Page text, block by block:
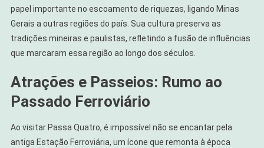
papel importante no escoamento de riquezas, ligando Minas
Gerais a outras regiões do país. Sua cultura preserva as
tradições mineiras e paulistas, refletindo a fusão de influências
que marcaram essa região ao longo dos séculos.
Atrações e Passeios: Rumo ao
Passado Ferroviário
Ao visitar Passa Quatro, é impossível não se encantar pela
antiga Estação Ferroviária, um ícone que remonta à época